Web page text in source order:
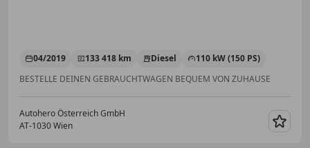
04/2019 133 418 km Diesel
110 kW (150 PS)
BESTELLE DEINEN GEBRAUCHTWAGEN BEQUEM VON ZUHAUSE
Autohero Österreich GmbH
AT-1030 Wien